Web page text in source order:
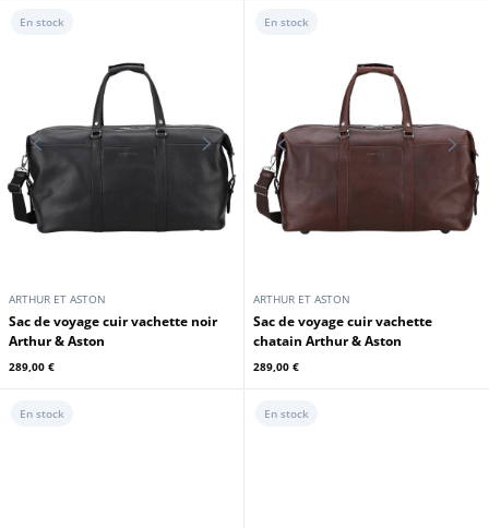
Besace rabat cuir châtain Arthur &
Aston
289,00 €
Besace rabat cuir cognac Arthur &
Aston
289,00 €